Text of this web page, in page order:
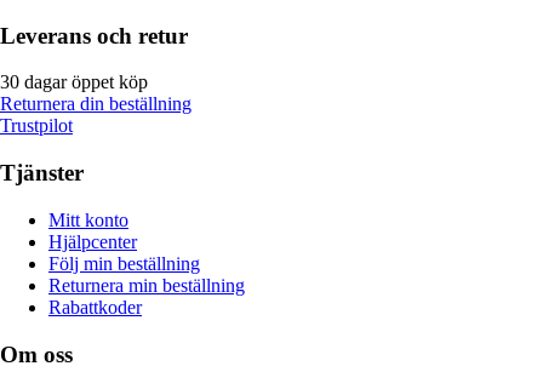
Leverans och retur
30 dagar öppet köp
Returnera din beställning
Trustpilot
Tjänster
Mitt konto
Hjälpcenter
Följ min beställning
Returnera min beställning
Rabattkoder
Om oss